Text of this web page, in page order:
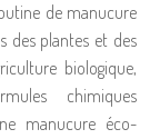
de manucure
des plantes et des
biologique,
chimiques
manucure éco-